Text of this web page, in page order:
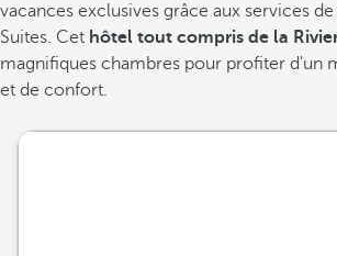
vacances exclusives grâce aux services
Suites. Cet hôtel tout compris de la
magnifiques chambres pour profiter d'un
et de confort.